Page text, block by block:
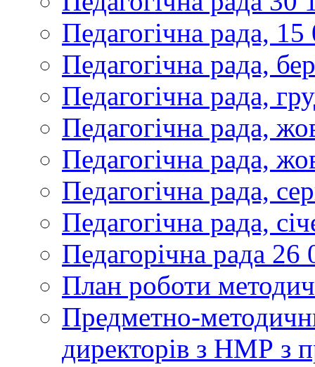
Педагогічна рада,
Педагогічна рада,
Педагогічна рада,
Педагогічна рада,
Педагогічна рада,
Педагогічна рада,
Педагогічна рада,
Педагорічна рада 26
План роботи
Предметно-
директорів з НМР з